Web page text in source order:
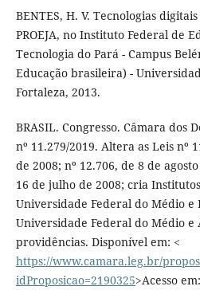
BENTES, H. V. Tecnologias
PROEJA, no Instituto Federal de
Tecnologia do Pará - Campus
Educação brasileira) -
Fortaleza, 2013.
BRASIL. Congresso. Câmara dos
nº 11.279/2019. Altera as Leis nº
de 2008; nº 12.706, de 8 de
16 de julho de 2008; cria
Universidade Federal do Médio e
Universidade Federal do Médio e
providências. Disponível em: <
https://www.camara.leg.br/
idProposicao=2190325>Acesso